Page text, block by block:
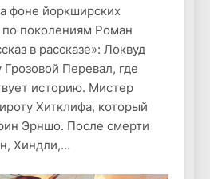
фоне йоркширских
поколениям Роман
в рассказе»: Локвуд
Перевал, где
историю. Мистер
Хитклифа, который
Эрншо. После смерти
Хиндли,…